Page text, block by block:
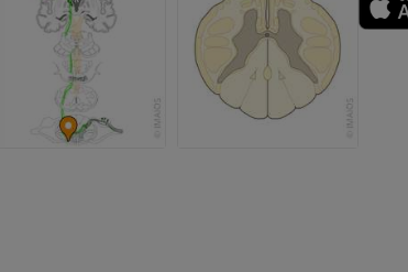
ATC de la extremidad
PREMIUM